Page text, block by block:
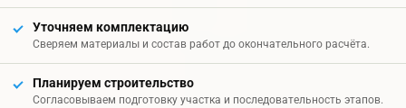
Уточняем комплектацию
Сверяем материалы и состав работ до окончательного расчёта.
Планируем строительство
Согласовываем подготовку участка и последовательность этапов.